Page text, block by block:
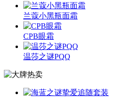
兰蔻小黑瓶面霜
CPB眼霜
温莎之谜PQQ